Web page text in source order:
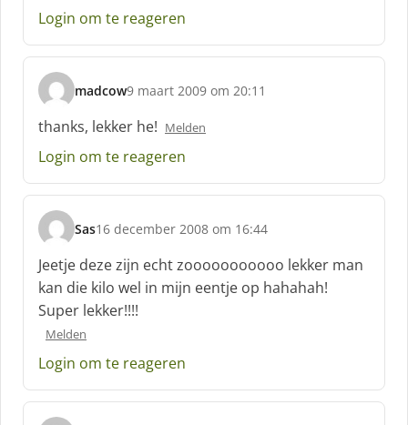
Login om te reageren
madcow
s
c
h
r
e
f
:
9 maart 2009 om 20:11
thanks, lekker he! Melden
Login om te reageren
Sas
s
c
h
r
e
:
16 december 2008 om 16:44
Jeetje deze zijn echt zooooooooooo lekker man
kan die kilo wel in mijn eentje op hahahah!
Super lekker!!!!
Melden
Login om te reageren